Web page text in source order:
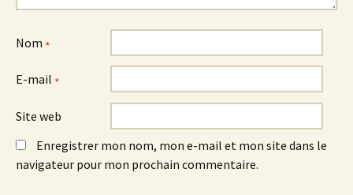
Nom *
E-mail *
Site web
Enregistrer mon nom, mon e-mail et mon site dans le
navigateur pour mon prochain commentaire.